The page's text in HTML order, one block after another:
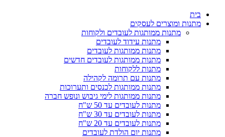
בית
מתנות ומוצרים לעסקים
מתנות ממותגות לעובדים ולקוחות
מתנות עידוד לעובדים
מתנות ממותגות לעובדים
מתנות ממותגות לעובדים חדשים
מתנות ללקוחות
מתנות עם תרומה לקהילה
מתנות ממותגות לכנסים ותערוכות
מתנות ממותגות לימי גיבוש ונופש חברה
מתנות לעובדים עד 50 ש"ח
מתנות לעובדים עד 30 ש"ח
מתנות לעובדים עד 20 ש"ח
מתנות יום הולדת לעובדים